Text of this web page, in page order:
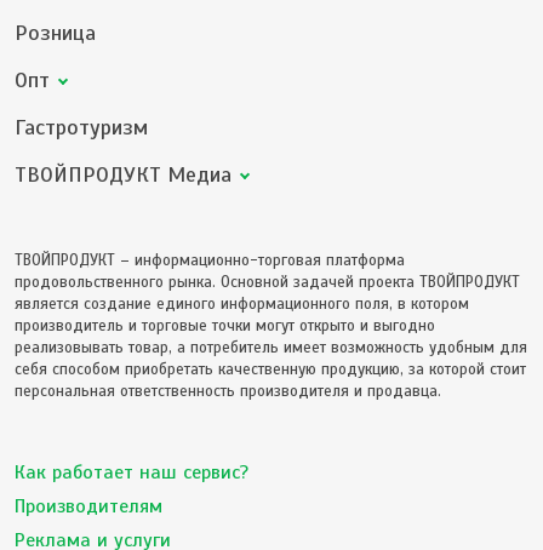
Розница
Опт
Гастротуризм
ТВОЙПРОДУКТ Медиа
ТВОЙПРОДУКТ – информационно-торговая платформа
продовольственного рынка. Основной задачей проекта ТВОЙПРОДУКТ
является создание единого информационного поля, в котором
производитель и торговые точки могут открыто и выгодно
реализовывать товар, а потребитель имеет возможность удобным для
себя способом приобретать качественную продукцию, за которой стоит
персональная ответственность производителя и продавца.
Как работает наш сервис?
Производителям
Реклама и услуги